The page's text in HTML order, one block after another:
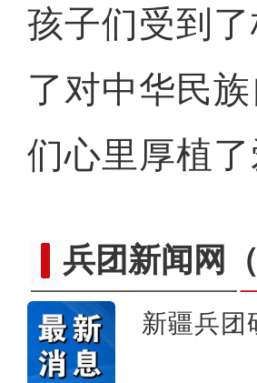
孩子们受到
了对中华民
们心里厚植
兵团新闻网
新疆兵团